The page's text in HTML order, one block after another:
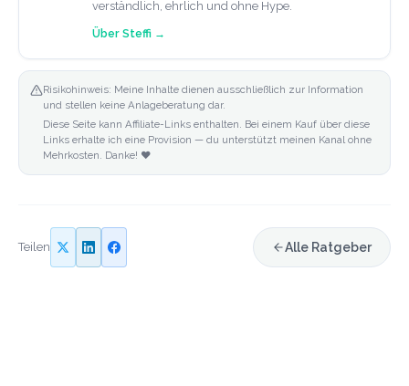
verständlich, ehrlich und ohne Hype.
Über Steffi →
Risikohinweis: Meine Inhalte dienen ausschließlich zur Information
und stellen keine Anlageberatung dar.
Diese Seite kann Affiliate-Links enthalten. Bei einem Kauf über diese
Links erhalte ich eine Provision — du unterstützt meinen Kanal ohne
Mehrkosten. Danke! ❤️
Teilen Alle Ratgeber